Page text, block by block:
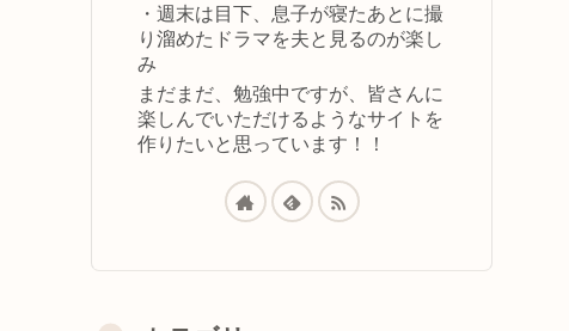
・週末は目下、息子が寝たあとに撮
り溜めたドラマを夫と見るのが楽し
み
まだまだ、勉強中ですが、皆さんに
楽しんでいただけるようなサイトを
作りたいと思っています！！